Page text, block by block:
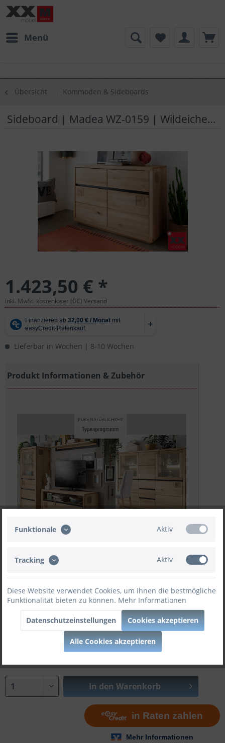
Menü
Übersicht Kommoden & Sideboards
Sideboard | Madea WZ-0159 | Wildeiche massiv | T07
1.423,50 € *
inkl. MwSt. kostenloser (DE) Versand
Lieferbar in Wochen | 8-10 Wochen
Produkt Informationen & Zubehör
Zubehör konfigurieren.
Jetzt konfigurieren
In den Warenkorb
Funktionale Aktiv
Tracking Aktiv
Diese Website verwendet Cookies, um Ihnen die bestmögliche
Funktionalität bieten zu können. Mehr Informationen
Datenschutzeinstellungen Cookies akzeptieren
Alle Cookies akzeptieren